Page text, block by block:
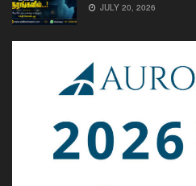
JULY 20, 2026